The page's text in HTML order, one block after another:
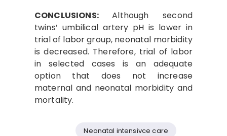
CONCLUSIONS:Although second
twins’ umbilical artery pH is lower in
trial of labor group, neonatal morbidity
is decreased. Therefore, trial of labor
in selected cases is an adequate
option that does not increase
maternal and neonatal morbidity and
mortality.
Neonatal intensivce care